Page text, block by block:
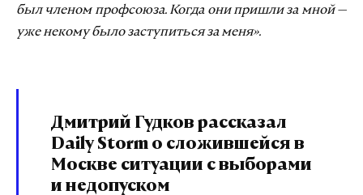
был членом профсоюза. Когда они пришли за мной —
уже некому было заступиться за меня».
Дмитрий Гудков рассказал
Daily Storm о сложившейся в
Москве ситуации с выборами
и недопуском